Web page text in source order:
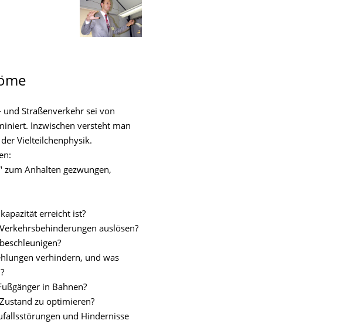
und Straßenverkehr sei von
Inzwischen versteht man
Vielteilchenphysik.
zum Anhalten gezwungen,
erreicht ist?
auslösen?
verhindern, und was
in Bahnen?
zu optimieren?
und Hindernisse